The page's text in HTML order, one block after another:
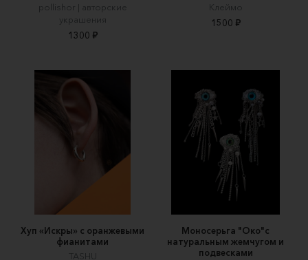
pollishor | авторские
украшения
1300 ₽
Клеймо
1500 ₽
Хуп «Искры» с оранжевыми
фианитами
TASHU
Моносерьга "Око"с
натуральным жемчугом и
подвесками